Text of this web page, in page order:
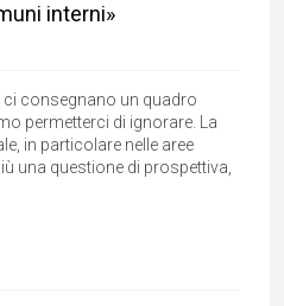
interni»
ci consegnano un quadro
permetterci di ignorare. La
in particolare nelle aree
una questione di prospettiva,